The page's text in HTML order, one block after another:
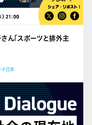
ん「スポーツと排外主
#日本